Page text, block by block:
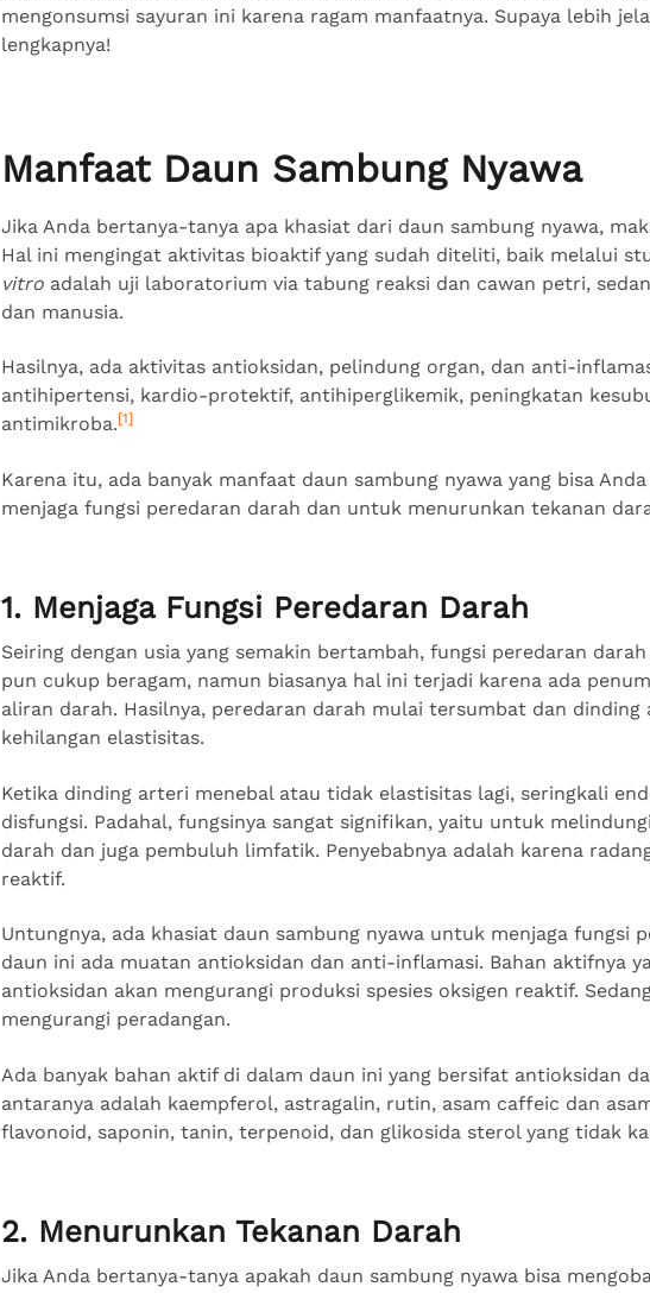
mengonsumsi sayuran ini karena ragam manfaatnya. Supaya lebih
lengkapnya!
Manfaat Daun Sambung Nyawa
Jika Anda bertanya-tanya apa khasiat dari daun sambung nyawa,
Hal ini mengingat aktivitas bioaktif yang sudah diteliti, baik melalui
vitro adalah uji laboratorium via tabung reaksi dan cawan petri,
dan manusia.
Hasilnya, ada aktivitas antioksidan, pelindung organ, dan anti-
antihipertensi, kardio-protektif, antihiperglikemik, peningkatan
antimikroba.[1]
Karena itu, ada banyak manfaat daun sambung nyawa yang bisa
menjaga fungsi peredaran darah dan untuk menurunkan tekanan
1. Menjaga Fungsi Peredaran Darah
Seiring dengan usia yang semakin bertambah, fungsi peredaran
pun cukup beragam, namun biasanya hal ini terjadi karena ada
aliran darah. Hasilnya, peredaran darah mulai tersumbat dan
kehilangan elastisitas.
Ketika dinding arteri menebal atau tidak elastisitas lagi, seringkali
disfungsi. Padahal, fungsinya sangat signifikan, yaitu untuk
darah dan juga pembuluh limfatik. Penyebabnya adalah karena
reaktif.
Untungnya, ada khasiat daun sambung nyawa untuk menjaga fungsi
daun ini ada muatan antioksidan dan anti-inflamasi. Bahan aktifnya
antioksidan akan mengurangi produksi spesies oksigen reaktif.
mengurangi peradangan.
Ada banyak bahan aktif di dalam daun ini yang bersifat antioksidan
antaranya adalah kaempferol, astragalin, rutin, asam caffeic dan
flavonoid, saponin, tanin, terpenoid, dan glikosida sterol yang tidak
2. Menurunkan Tekanan Darah
Jika Anda bertanya-tanya apakah daun sambung nyawa bisa